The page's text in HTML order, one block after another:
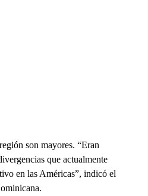
son mayores. “Eran
que actualmente
en las Américas”, indicó el